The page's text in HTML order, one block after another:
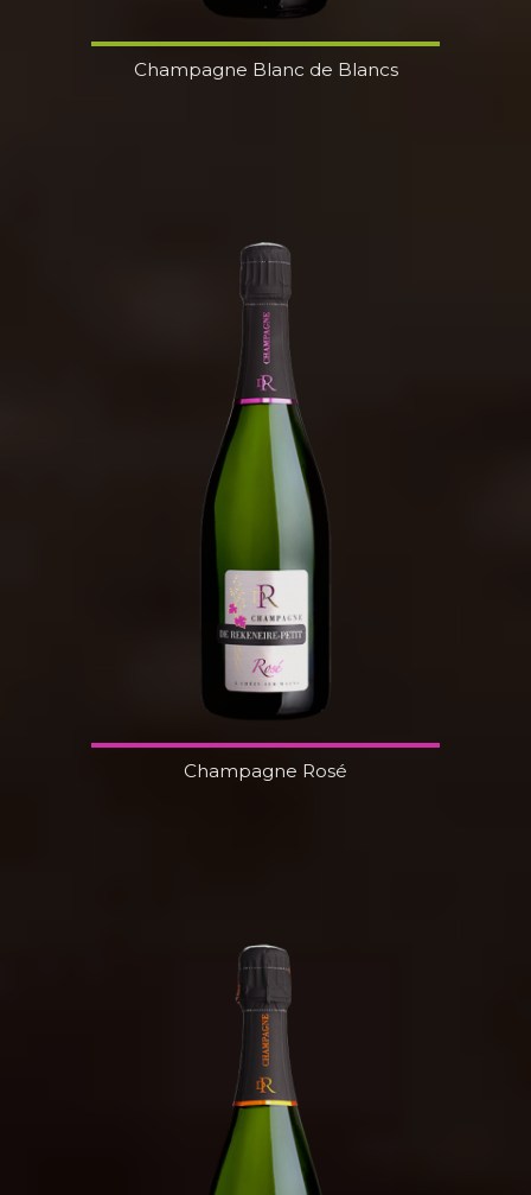
Champagne Blanc de Blancs
Champagne Rosé